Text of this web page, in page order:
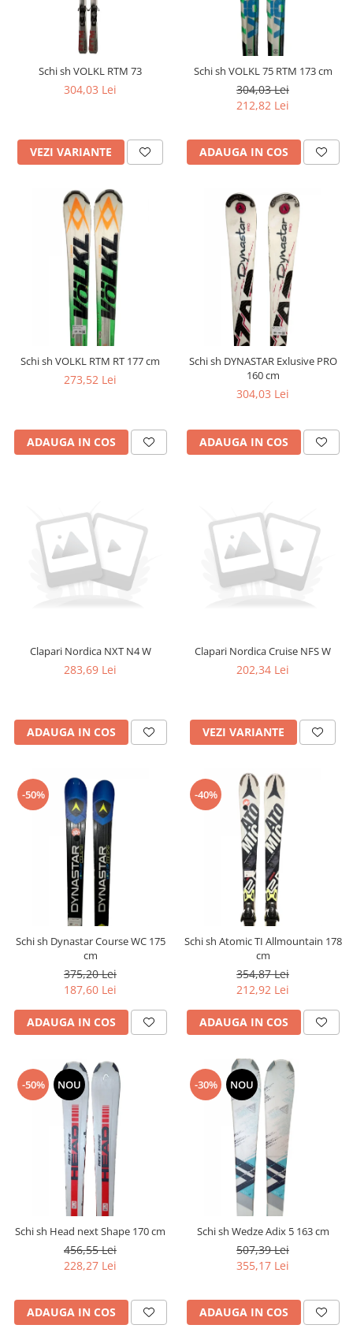
Schi sh VOLKL RTM 73
304,03 Lei
VEZI VARIANTE
Schi sh VOLKL 75 RTM 173 cm
304,03 Lei
212,82 Lei
ADAUGA IN COS
Schi sh VOLKL RTM RT 177 cm
273,52 Lei
ADAUGA IN COS
Schi sh DYNASTAR Exlusive PRO
160 cm
304,03 Lei
ADAUGA IN COS
Clapari Nordica NXT N4 W
283,69 Lei
ADAUGA IN COS
Clapari Nordica Cruise NFS W
202,34 Lei
VEZI VARIANTE
-50%
Schi sh Dynastar Course WC 175
cm
375,20 Lei
187,60 Lei
ADAUGA IN COS
-40%
Schi sh Atomic TI Allmountain 178
cm
354,87 Lei
212,92 Lei
ADAUGA IN COS
-50% NOU
Schi sh Head next Shape 170 cm
456,55 Lei
228,27 Lei
ADAUGA IN COS
-30% NOU
Schi sh Wedze Adix 5 163 cm
507,39 Lei
355,17 Lei
ADAUGA IN COS